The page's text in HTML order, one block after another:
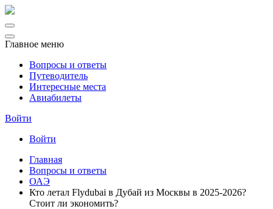
Главное меню
Вопросы и ответы
Путеводитель
Интересные места
Авиабилеты
Войти
Войти
Главная
Вопросы и ответы
ОАЭ
Кто летал Flydubai в Дубай из Москвы в 2025‑2026?
Стоит ли экономить?